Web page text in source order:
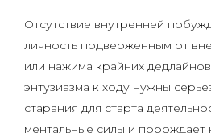
Отсутствие внутренней
личность подверженным от
или нажима крайних
энтузиазма к ходу нужны
старания для старта
ментальные силы и порождает